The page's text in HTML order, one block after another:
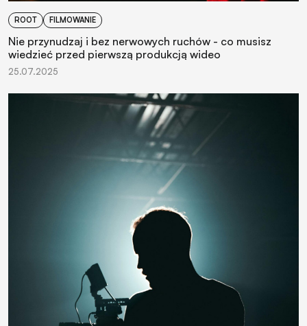
ROOT FILMOWANIE
Nie przynudzaj i bez nerwowych ruchów - co musisz
wiedzieć przed pierwszą produkcją wideo
25.07.2025